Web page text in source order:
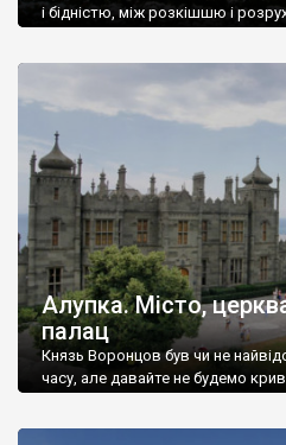
і бідністю, між розкішшю і
Алупка. Місто,
палац
Князь Воронцов був чи не
часу, але давайте не будемо